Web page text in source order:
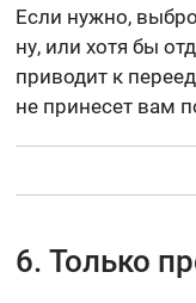
Если нужно,
ну, или хотя бы
приводит к
не принесет вам
6. Только